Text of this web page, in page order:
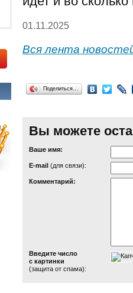
01.11.2025
Вся лента
Поделиться…
Вы можете
Ваше имя:
Е-mail (для связи):
Комментарий:
Введите число
с картинки
(защита от спама):